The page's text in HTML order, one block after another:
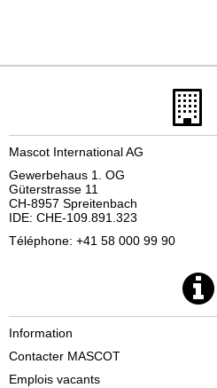
Mascot International AG
Gewerbehaus 1. OG
Güterstrasse 11
CH-8957 Spreitenbach
IDE: CHE-109.891.323
Téléphone: +41 58 000 99 90
Information
Contacter MASCOT
Emplois vacants